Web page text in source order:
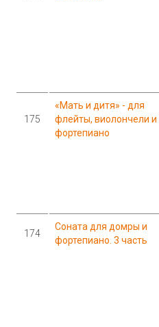
175
«Мать и дитя» - для
флейты, виолончели и
фортепиано
174
Соната для домры и
фортепиано. 3 часть